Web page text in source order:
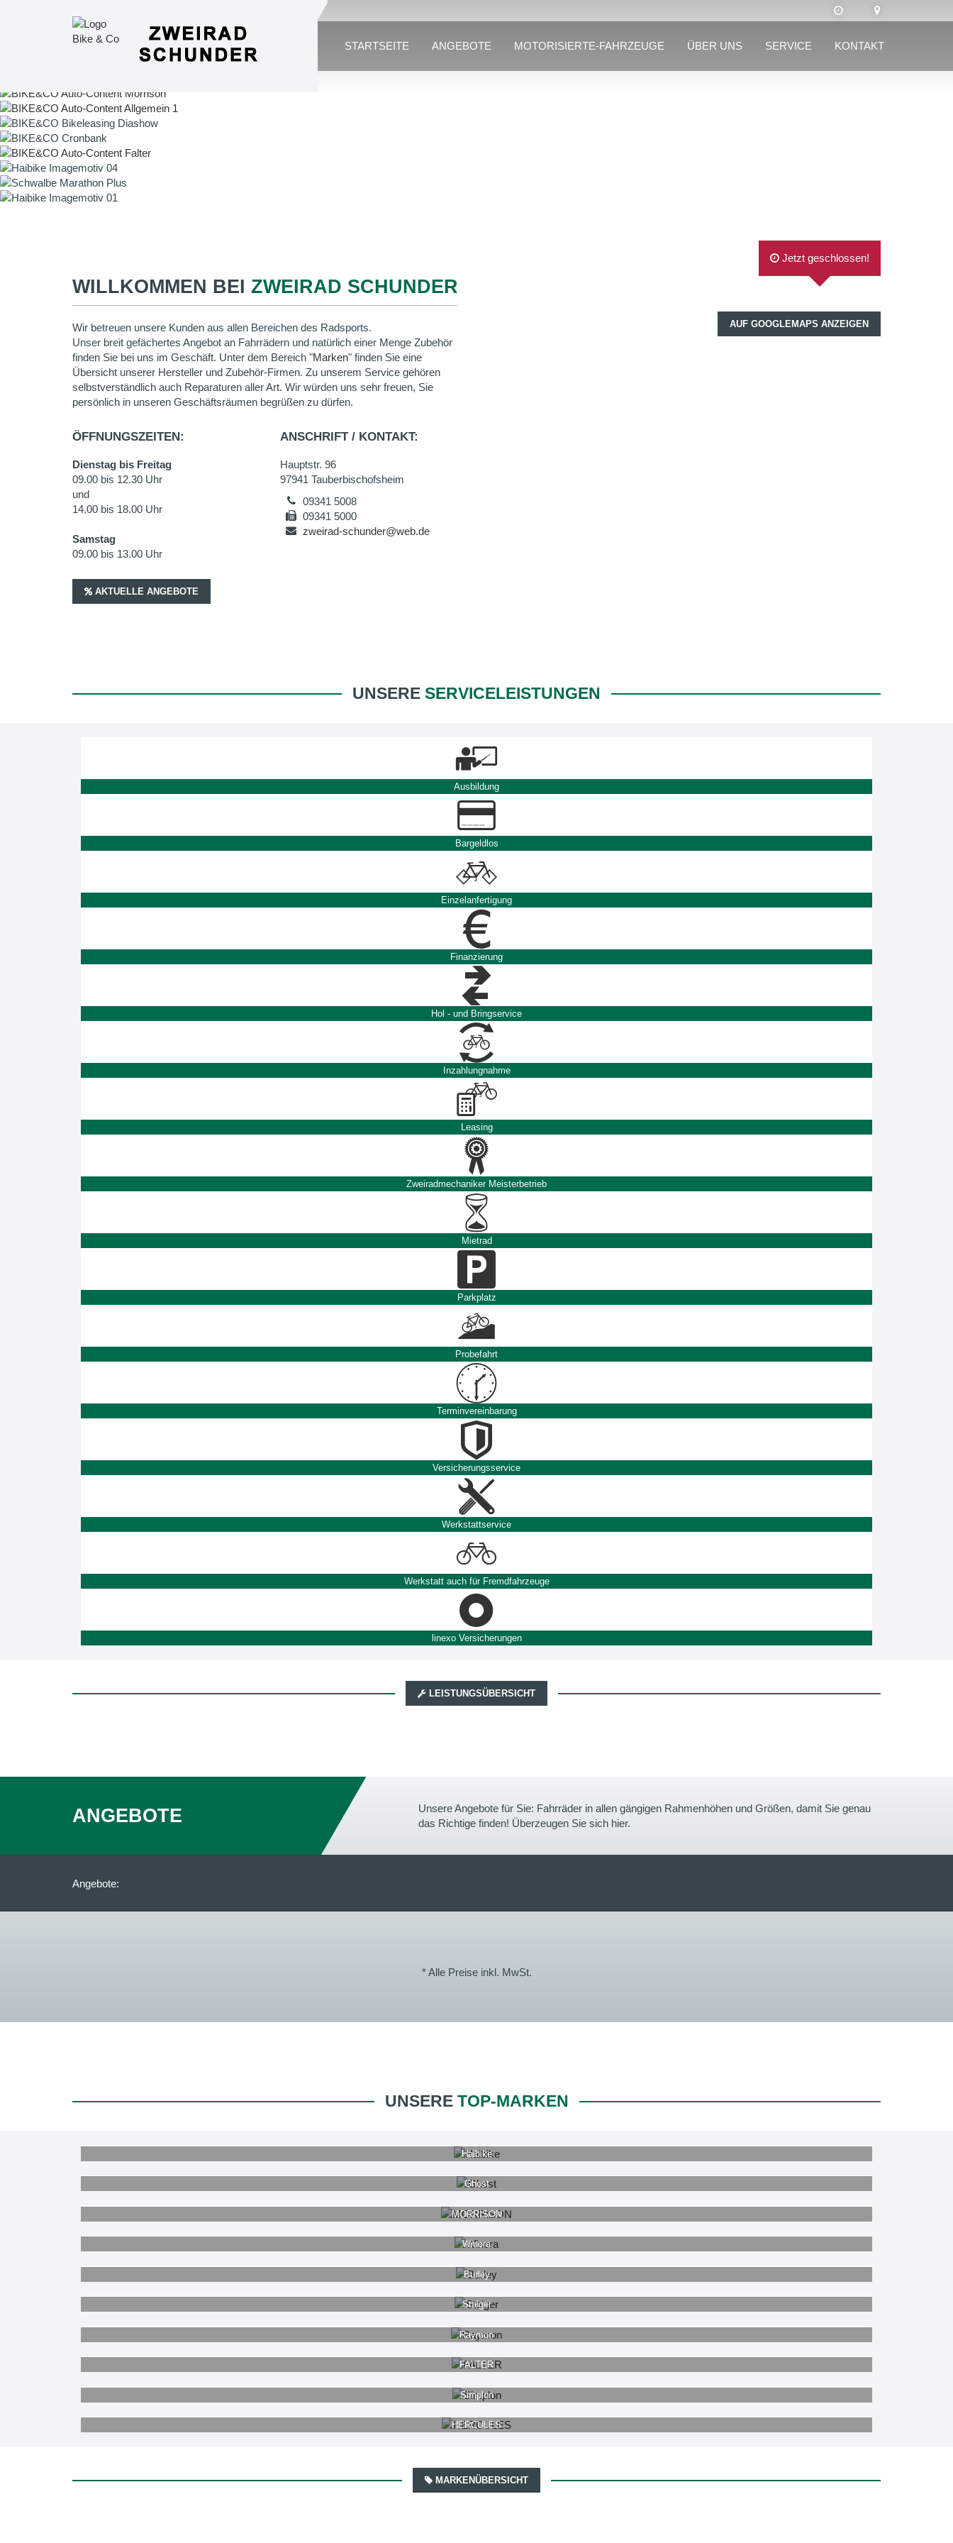
STARTSEITE ANGEBOTE MOTORISIERTE-FAHRZEUGE ÜBER UNS SERVICE KONTAKT
WILLKOMMEN BEI ZWEIRAD SCHUNDER
Wir betreuen unsere Kunden aus allen Bereichen des Radsports.
Unser breit gefächertes Angebot an Fahrrädern und natürlich einer Menge Zubehör
finden Sie bei uns im Geschäft. Unter dem Bereich "Marken" finden Sie eine
Übersicht unserer Hersteller und Zubehör-Firmen. Zu unserem Service gehören
selbstverständlich auch Reparaturen aller Art. Wir würden uns sehr freuen, Sie
persönlich in unseren Geschäftsräumen begrüßen zu dürfen.
ÖFFNUNGSZEITEN:
Dienstag bis Freitag
09.00 bis 12.30 Uhr
und
14.00 bis 18.00 Uhr
Samstag
09.00 bis 13.00 Uhr
ANSCHRIFT / KONTAKT:
Hauptstr. 96
97941 Tauberbischofsheim
09341 5008
09341 5000
zweirad-schunder@web.de
AUF GOOGLEMAPS ANZEIGEN
Jetzt geschlossen!
AKTUELLE ANGEBOTE
UNSERE SERVICELEISTUNGEN
Ausbildung
Bargeldlos
Einzelanfertigung
Finanzierung
Hol - und Bringservice
Inzahlungnahme
Leasing
Zweiradmechaniker Meisterbetrieb
Mietrad
Parkplatz
Probefahrt
Terminvereinbarung
Versicherungsservice
Werkstattservice
Werkstatt auch für Fremdfahrzeuge
linexo Versicherungen
LEISTUNGSÜBERSICHT
ANGEBOTE
Unsere Angebote für Sie: Fahrräder in allen gängigen Rahmenhöhen und Größen, damit Sie genau
das Richtige finden! Überzeugen Sie sich hier.
Angebote:
* Alle Preise inkl. MwSt.
UNSERE TOP-MARKEN
Haibike
Ghost
MORRISON
Winora
Burley
Staiger
Raymon
FALTER
Simplon
HERCULES
MARKENÜBERSICHT